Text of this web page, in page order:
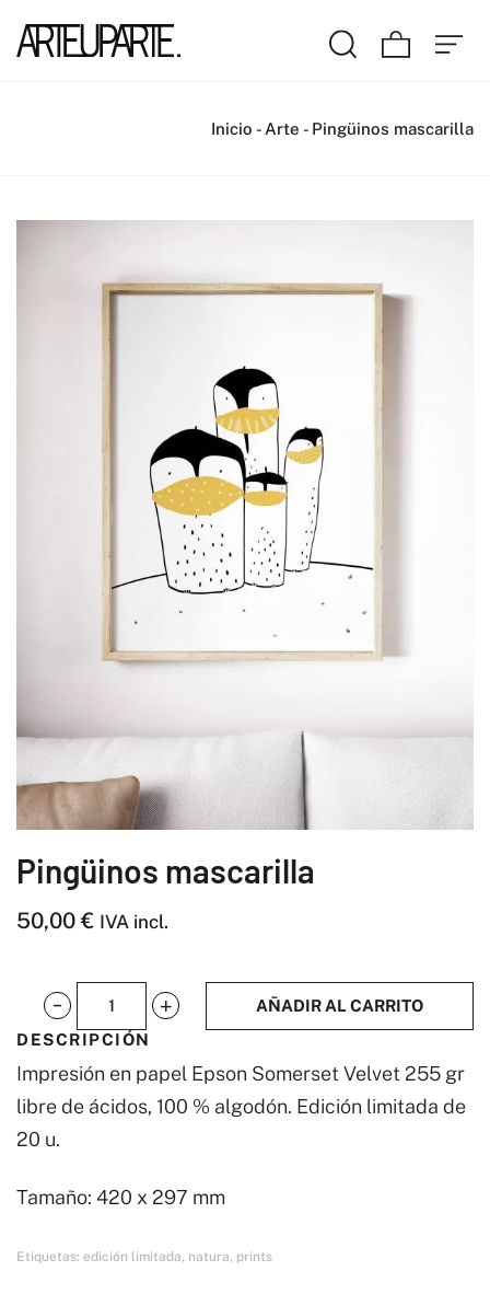
Inicio - Arte - Pingüinos mascarilla
Pingüinos mascarilla
50,00€ IVA incl.
Pingüinos
mascarilla
cantidad
AÑADIR AL CARRITO
DESCRIPCIÓN
Impresión en papel Epson Somerset Velvet 255 gr
libre de ácidos, 100 % algodón. Edición limitada de
20 u.
Tamaño: 420 x 297 mm
Etiquetas: edición limitada, natura, prints